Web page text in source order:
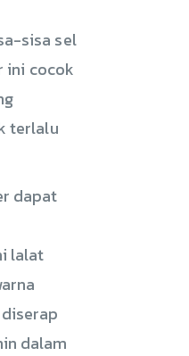
sisa sel
ini cocok
terlalu
dapat
lalat
dalam